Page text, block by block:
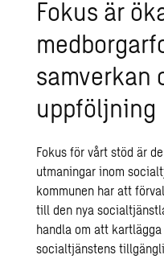
Fokus är
samverkan
uppföljning
Fokus för vårt stöd är
utmaningar inom
kommunen har att
till den nya
handla om att
socialtjänstens